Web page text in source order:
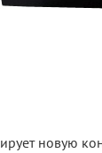
новую